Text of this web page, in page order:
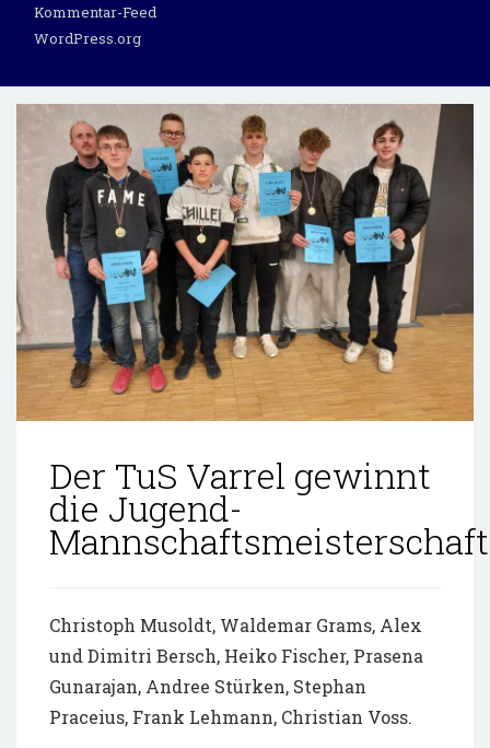
Kommentar-Feed
WordPress.org
Der TuS Varrel gewinnt
die Jugend-
Mannschaftsmeisterschaft
Christoph Musoldt, Waldemar Grams, Alex
und Dimitri Bersch, Heiko Fischer, Prasena
Gunarajan, Andree Stürken, Stephan
Praceius, Frank Lehmann, Christian Voss.